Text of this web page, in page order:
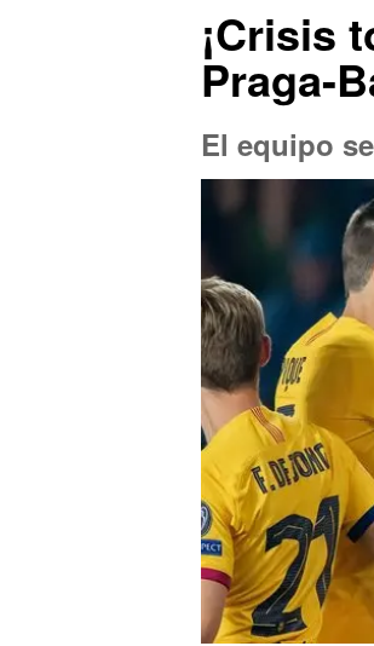
¡Crisis
Praga-
El equipo